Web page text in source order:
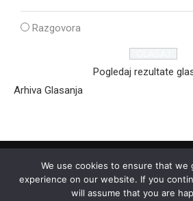
Razgovora
Pogledaj rezultate
Arhiva Glasanja
We use cookies to ensure that we
experience on our website. If you
will assume that you are